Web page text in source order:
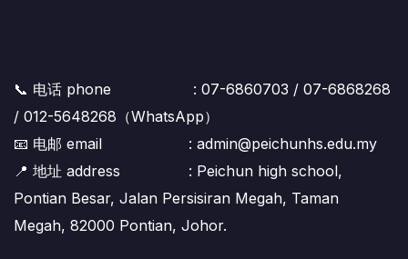
📞 电话 phone : 07-6860703 / 07-6868268
/ 012-5648268（WhatsApp）
📧 电邮 email : admin@peichunhs.edu.my
📍 地址 address : Peichun high school,
Pontian Besar, Jalan Persisiran Megah, Taman
Megah, 82000 Pontian, Johor.